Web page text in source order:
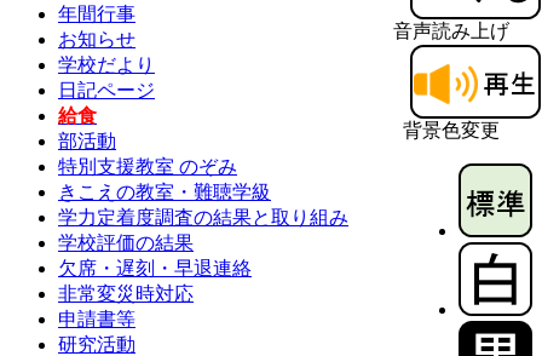
音声読み上げ
背景色変更
年間行事
お知らせ
学校だより
日記ページ
給食
部活動
特別支援教室 のぞみ
きこえの教室・難聴学級
学力定着度調査の結果と取り組み
学校評価の結果
欠席・遅刻・早退連絡
非常変災時対応
申請書等
研究活動